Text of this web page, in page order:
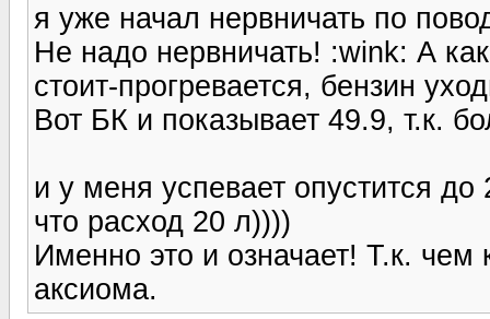
я уже начал нервничать по
Не надо нервничать! :wink: А
стоит-прогревается, бензин
Вот БК и показывает 49.9, т.к.
и у меня успевает опустится
что расход 20 л))))
Именно это и означает! Т.к.
аксиома.